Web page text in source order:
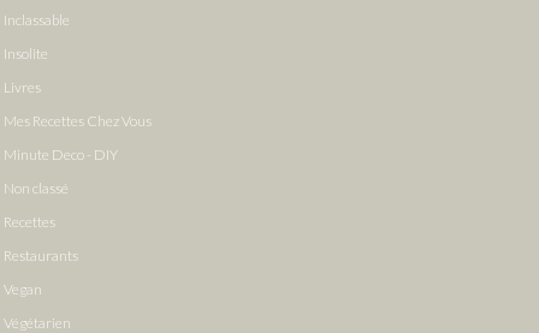
Inclassable
Insolite
Livres
Mes Recettes Chez Vous
Minute Deco - DIY
Non classé
Recettes
Restaurants
Vegan
Végétarien